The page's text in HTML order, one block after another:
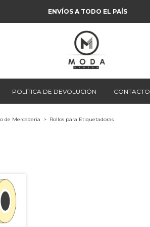
ENVÍOS A TODO EL PAÍS
POLÍTICA DE DEVOLUCIÓN CONTACTO
de Mercadería > Rollos para Etiquetadoras